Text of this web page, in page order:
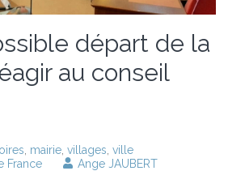
départ de la
au conseil
mairie villages ville
France
Ange JAUBERT